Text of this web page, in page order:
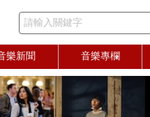
請輸入關鍵字
樂新聞 音樂專欄